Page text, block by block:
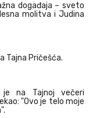
događaja – sveto
molitva i Judina
Tajna Pričešća.
je na Tajnoj večeri
"Ovo je telo moje